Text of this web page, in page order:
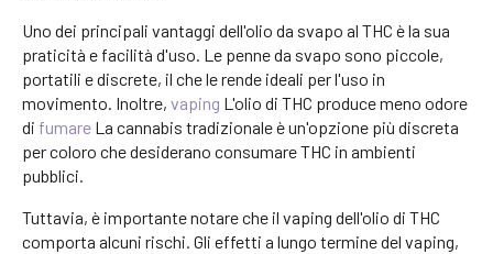
Uno dei principali vantaggi dell'olio da svapo al THC è la sua
praticità e facilità d'uso. Le penne da svapo sono piccole,
portatili e discrete, il che le rende ideali per l'uso in
movimento. Inoltre, vaping L'olio di THC produce meno odore
di fumare La cannabis tradizionale è un'opzione più discreta
per coloro che desiderano consumare THC in ambienti
pubblici.
Tuttavia, è importante notare che il vaping dell'olio di THC
comporta alcuni rischi. Gli effetti a lungo termine del vaping,